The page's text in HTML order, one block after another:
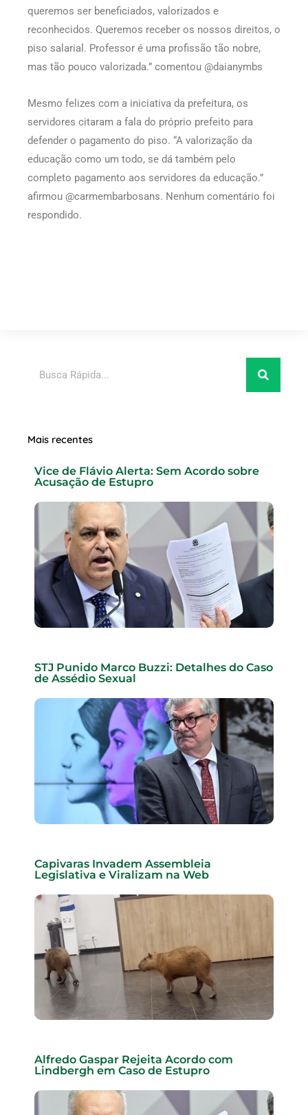
queremos ser beneficiados, valorizados e
reconhecidos. Queremos receber os nossos direitos, o
piso salarial. Professor é uma profissão tão nobre,
mas tão pouco valorizada.” comentou @daianymbs
Mesmo felizes com a iniciativa da prefeitura, os
servidores citaram a fala do próprio prefeito para
defender o pagamento do piso. “A valorização da
educação como um todo, se dá também pelo
completo pagamento aos servidores da educação.”
afirmou @carmembarbosans. Nenhum comentário foi
respondido.
Mais recentes
Vice de Flávio Alerta: Sem Acordo sobre
Acusação de Estupro
STJ Punido Marco Buzzi: Detalhes do Caso
de Assédio Sexual
Capivaras Invadem Assembleia
Legislativa e Viralizam na Web
Alfredo Gaspar Rejeita Acordo com
Lindbergh em Caso de Estupro